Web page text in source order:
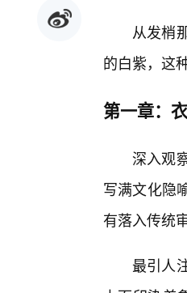
从发梢
的白紫，这
第一章：
深入观
写满文化隐
有落入传统
最引人